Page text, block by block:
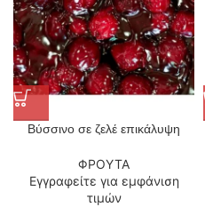
Βύσσινο σε ζελέ επικάλυψη
ΦΡΟΥΤΑ
Εγγραφείτε για εμφάνιση
τιμών